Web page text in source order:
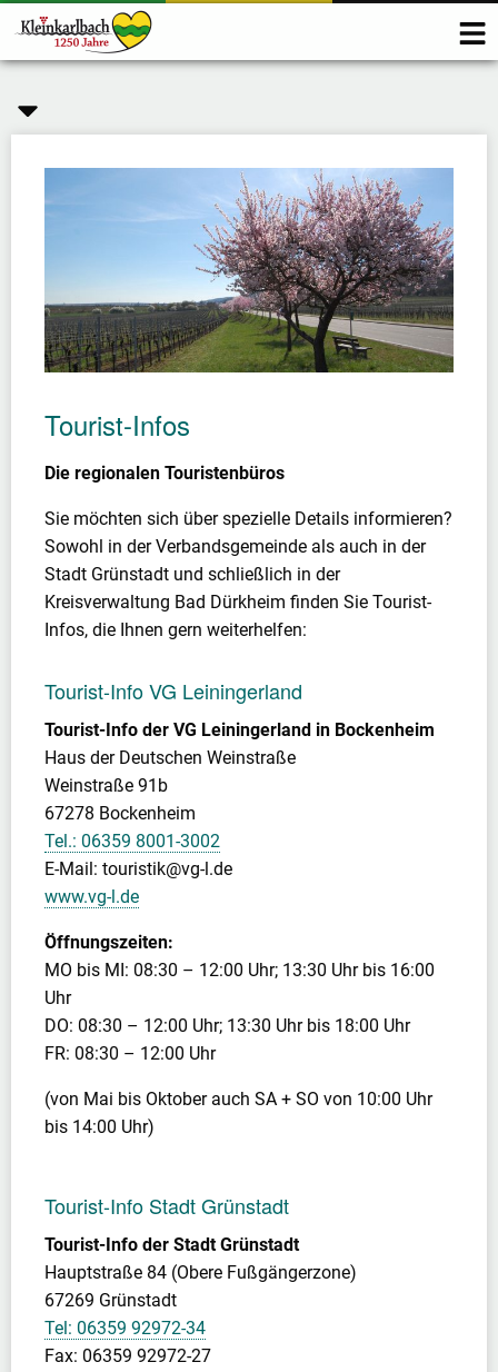
Tourist-Infos
Die regionalen Touristenbüros
Sie möchten sich über spezielle Details informieren?
Sowohl in der Verbandsgemeinde als auch in der
Stadt Grünstadt und schließlich in der
Kreisverwaltung Bad Dürkheim finden Sie Tourist-
Infos, die Ihnen gern weiterhelfen:
Tourist-Info VG Leiningerland
Tourist-Info der VG Leiningerland in Bockenheim
Haus der Deutschen Weinstraße
Weinstraße 91b
67278 Bockenheim
Tel.: 06359 8001-3002
E-Mail: touristik@vg-l.de
www.vg-l.de
Öffnungszeiten:
MO bis MI: 08:30 – 12:00 Uhr; 13:30 Uhr bis 16:00
Uhr
DO: 08:30 – 12:00 Uhr; 13:30 Uhr bis 18:00 Uhr
FR: 08:30 – 12:00 Uhr
(von Mai bis Oktober auch SA + SO von 10:00 Uhr
bis 14:00 Uhr)
Tourist-Info Stadt Grünstadt
Tourist-Info der Stadt Grünstadt
Hauptstraße 84 (Obere Fußgängerzone)
67269 Grünstadt
Tel: 06359 92972-34
Fax: 06359 92972-27